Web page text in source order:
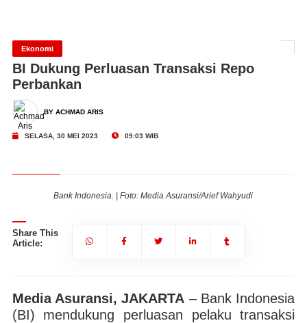
Ekonomi
BI Dukung Perluasan Transaksi Repo
Perbankan
BY ACHMAD ARIS
SELASA, 30 MEI 2023 09:03 WIB
Bank Indonesia. | Foto: Media Asuransi/Arief Wahyudi
Share This
Article:
Media Asuransi, JAKARTA – Bank Indonesia
(BI) mendukung perluasan pelaku transaksi